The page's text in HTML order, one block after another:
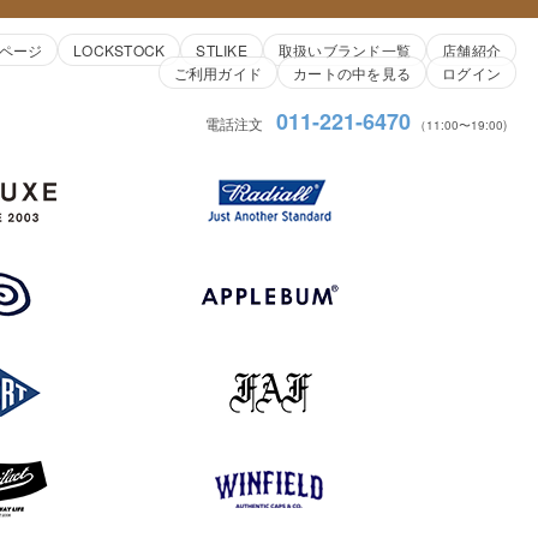
ージ LOCKSTOCK STLIKE 取扱いブランド一覧
店舗紹介
ご利用ガイド
カートの中を見る ログイン
電話注文 011-221-6470 （11:00〜19:00)